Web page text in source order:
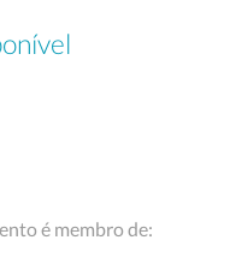
é membro de: